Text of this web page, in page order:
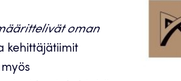
oman
kehittäjätiimit